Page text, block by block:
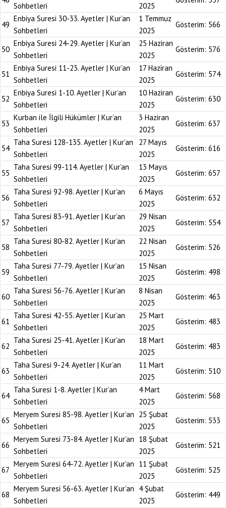
Sohbetleri 2025
49
Enbiya Suresi 30-33. Ayetler | Kur’an
Sohbetleri
1 Temmuz
2025
Gösterim: 566
50
Enbiya Suresi 24-29. Ayetler | Kur’an
Sohbetleri
25 Haziran
2025
Gösterim: 576
51
Enbiya Suresi 11-23. Ayetler | Kur’an
Sohbetleri
17 Haziran
2025
Gösterim: 574
52
Enbiya Suresi 1-10. Ayetler | Kur’an
Sohbetleri
10 Haziran
2025
Gösterim: 630
53
Kurban ile İlgili Hükümler | Kur’an
Sohbetleri
3 Haziran
2025
Gösterim: 637
54
Taha Suresi 128-135. Ayetler | Kur’an
Sohbetleri
27 Mayıs
2025
Gösterim: 616
55
Taha Suresi 99-114. Ayetler | Kur’an
Sohbetleri
13 Mayıs
2025
Gösterim: 657
56
Taha Suresi 92-98. Ayetler | Kur’an
Sohbetleri
6 Mayıs
2025
Gösterim: 632
57
Taha Suresi 83-91. Ayetler | Kur’an
Sohbetleri
29 Nisan
2025
Gösterim: 554
58
Taha Suresi 80-82. Ayetler | Kur’an
Sohbetleri
22 Nisan
2025
Gösterim: 526
59
Taha Suresi 77-79. Ayetler | Kur’an
Sohbetleri
15 Nisan
2025
Gösterim: 498
60
Taha Suresi 56-76. Ayetler | Kur’an
Sohbetleri
8 Nisan
2025
Gösterim: 463
61
Taha Suresi 42-55. Ayetler | Kur’an
Sohbetleri
25 Mart
2025
Gösterim: 483
62
Taha Suresi 25-41. Ayetler | Kur’an
Sohbetleri
18 Mart
2025
Gösterim: 483
63
Taha Suresi 9-24. Ayetler | Kur’an
Sohbetleri
11 Mart
2025
Gösterim: 510
64
Taha Suresi 1-8. Ayetler | Kur’an
Sohbetleri
4 Mart
2025
Gösterim: 568
65
Meryem Suresi 85-98. Ayetler | Kur’an
Sohbetleri
25 Şubat
2025
Gösterim: 533
66
Meryem Suresi 73-84. Ayetler | Kur’an
Sohbetleri
18 Şubat
2025
Gösterim: 521
67
Meryem Suresi 64-72. Ayetler | Kur’an
Sohbetleri
11 Şubat
2025
Gösterim: 525
68
Meryem Suresi 56-63. Ayetler | Kur’an
Sohbetleri
4 Şubat
2025
Gösterim: 449